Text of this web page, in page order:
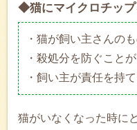
◆猫にマイクロチップ
・猫が飼い主さんの
・殺処分を防ぐこと
・飼い主が責任を持
猫がいなくなった時に